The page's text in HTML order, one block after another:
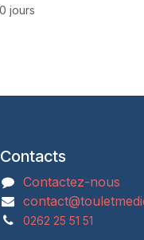
jours
Contacts
Contactez-nous
0262 25 51 51